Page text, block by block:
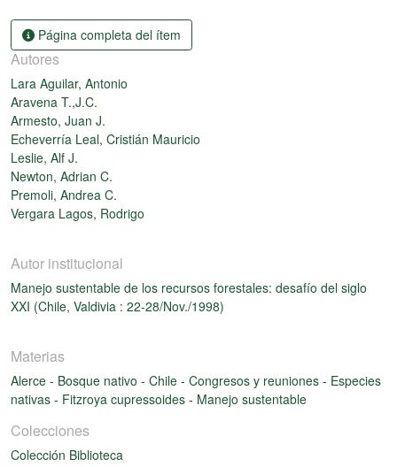
Página completa del ítem
Autores
Lara Aguilar, Antonio
Aravena T.,J.C.
Armesto, Juan J.
Echeverría Leal, Cristián Mauricio
Leslie, Alf J.
Newton, Adrian C.
Premoli, Andrea C.
Vergara Lagos, Rodrigo
Autor institucional
Manejo sustentable de los recursos forestales: desafío del siglo
XXI (Chile, Valdivia : 22-28/Nov./1998)
Materias
Alerce - Bosque nativo - Chile - Congresos y reuniones - Especies
nativas - Fitzroya cupressoides - Manejo sustentable
Colecciones
Colección Biblioteca